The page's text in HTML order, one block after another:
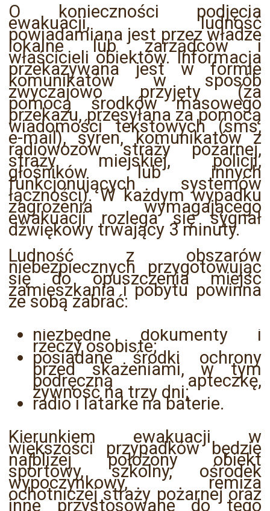
O konieczności podjęcia
ewakuacji, ludność
powiadamiana jest przez władze
lokalne lub zarządców i
właścicieli obiektów. Informacja
przekazywana jest w formie
komunikatów w sposób
zwyczajowo przyjęty (za
pomocą środków masowego
przekazu, przesyłana za pomocą
wiadomości tekstowych (sms,
e-mail), syren, komunikatów z
radiowozów straży pożarnej,
straży miejskiej, policji,
głośników lub innych
funkcjonujących systemów
łączności). W każdym wypadku
zagrożenia wymagającego
ewakuacji rozlega się sygnał
dźwiękowy trwający 3 minuty.
Ludność z obszarów
niebezpiecznych przygotowując
się do opuszczenia miejsc
zamieszkania i pobytu powinna
ze sobą zabrać:
niezbędne dokumenty i
rzeczy osobiste;
posiadane środki ochrony
przed skażeniami, w tym
podręczną apteczkę,
żywność na trzy dni;
radio i latarkę na baterie.
Kierunkiem ewakuacji w
większości przypadków będzie
najbliżej położony obiekt
sportowy, szkolny, ośrodek
wypoczynkowy, remiza
ochotniczej straży pożarnej oraz
inne przystosowane do tego